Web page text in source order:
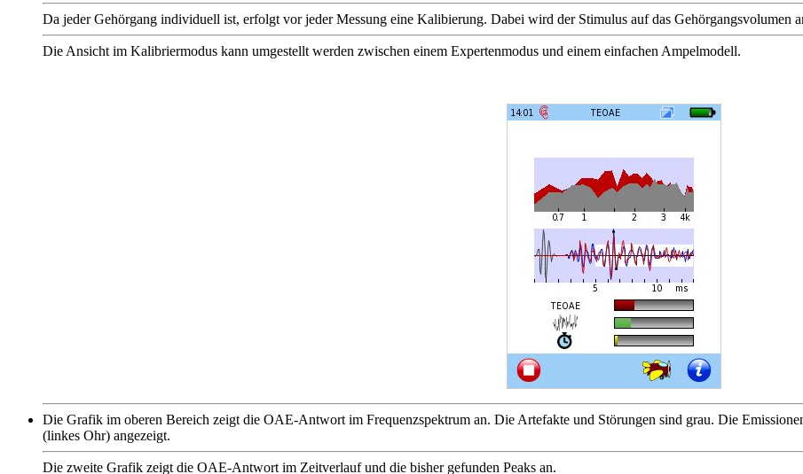
Da jeder Gehörgang individuell ist, erfolgt vor jeder Messung eine Kalibierung. Dabei wird der Stimulus auf das Gehörgangsvolumen
Die Ansicht im Kalibriermodus kann umgestellt werden zwischen einem Expertenmodus und einem einfachen Ampelmodell.
Die Grafik im oberen Bereich zeigt die OAE-Antwort im Frequenzspektrum an. Die Artefakte und Störungen sind grau. Die
(linkes Ohr) angezeigt.
Die zweite Grafik zeigt die OAE-Antwort im Zeitverlauf und die bisher gefunden Peaks an.